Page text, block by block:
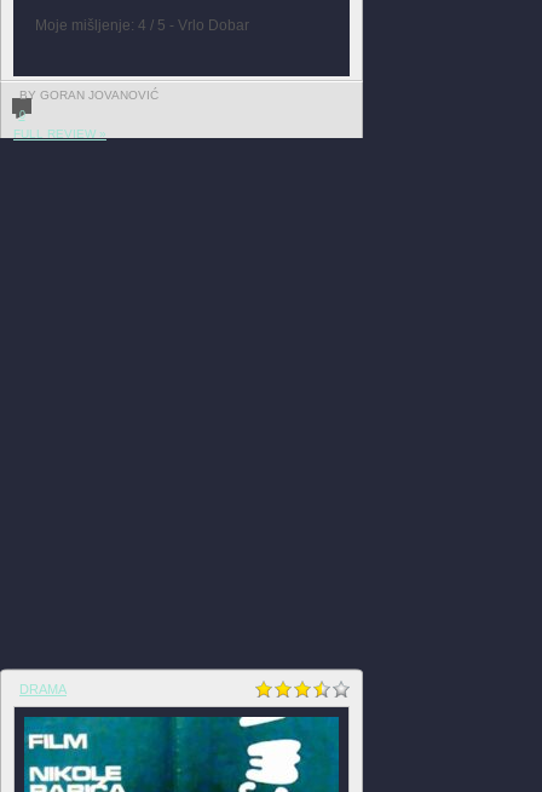
Moje mišljenje: 4 / 5 - Vrlo Dobar
BY GORAN JOVANOVIĆ
0
FULL REVIEW »
DRAMA